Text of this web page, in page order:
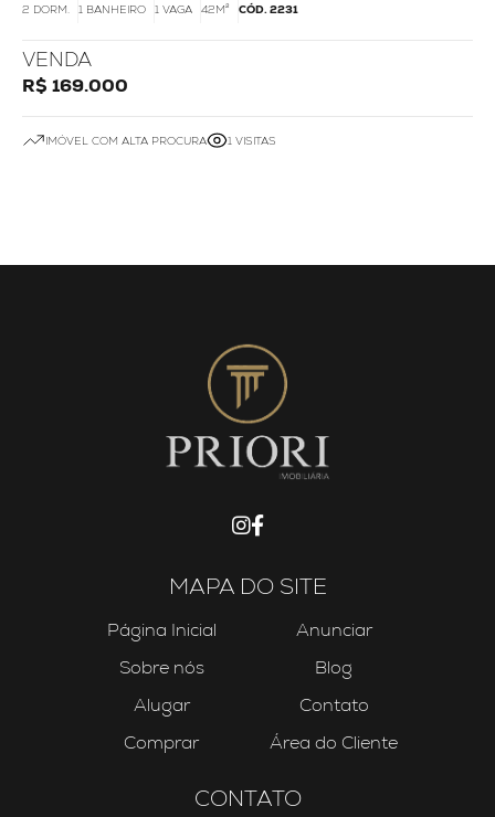
2 DORM. 1 BANHEIRO 1 VAGA 42M² CÓD. 2231
VENDA
R$ 169.000
IMÓVEL COM ALTA PROCURA 1 VISITAS
MAPA DO SITE
Página Inicial
Sobre nós
Alugar
Comprar
Anunciar
Blog
Contato
Área do Cliente
CONTATO